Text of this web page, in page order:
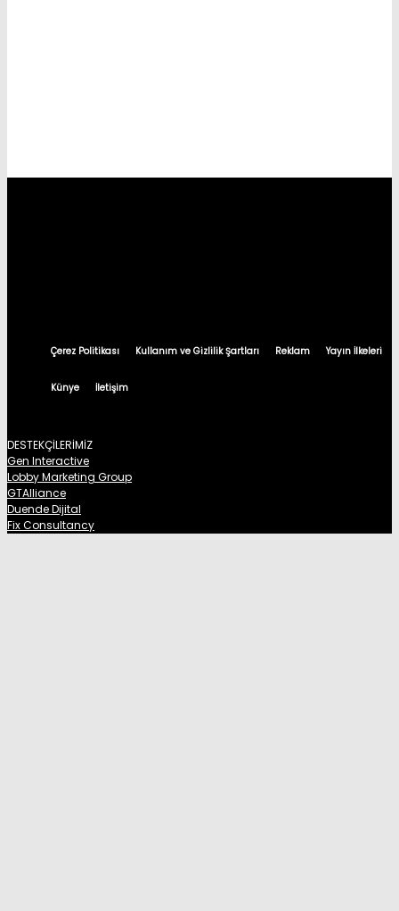
Çerez Politikası Kullanım ve Gizlilik Şartları Reklam Yayın İlkeleri
Künye İletişim
DESTEKÇİLERİMİZ
Gen Interactive
Lobby Marketing Group
GTAlliance
Duende Dijital
Fix Consultancy